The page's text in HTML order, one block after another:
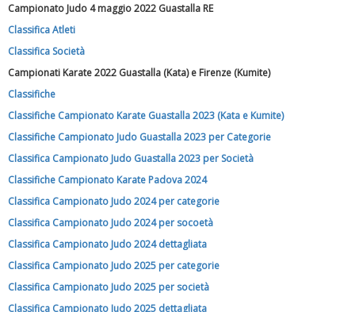
rivoluzioni"
Campionato Judo 4 maggio 2022 Guastalla RE
Classifica Atleti
Classifica Società
Campionati Karate 2022 Guastalla (Kata) e Firenze (Kumite)
Classifiche
Classifiche Campionato Karate Guastalla 2023 (Kata e Kumite)
Classifiche Campionato Judo Guastalla 2023 per Categorie
Classifica Campionato Judo Guastalla 2023 per Società
Classifiche Campionato Karate Padova 2024
Classifica Campionato Judo 2024 per categorie
Classifica Campionato Judo 2024 per socoetà
Classifica Campionato Judo 2024 dettagliata
Classifica Campionato Judo 2025 per categorie
Classifica Campionato Judo 2025 per società
Classifica Campionato Judo 2025 dettagliata